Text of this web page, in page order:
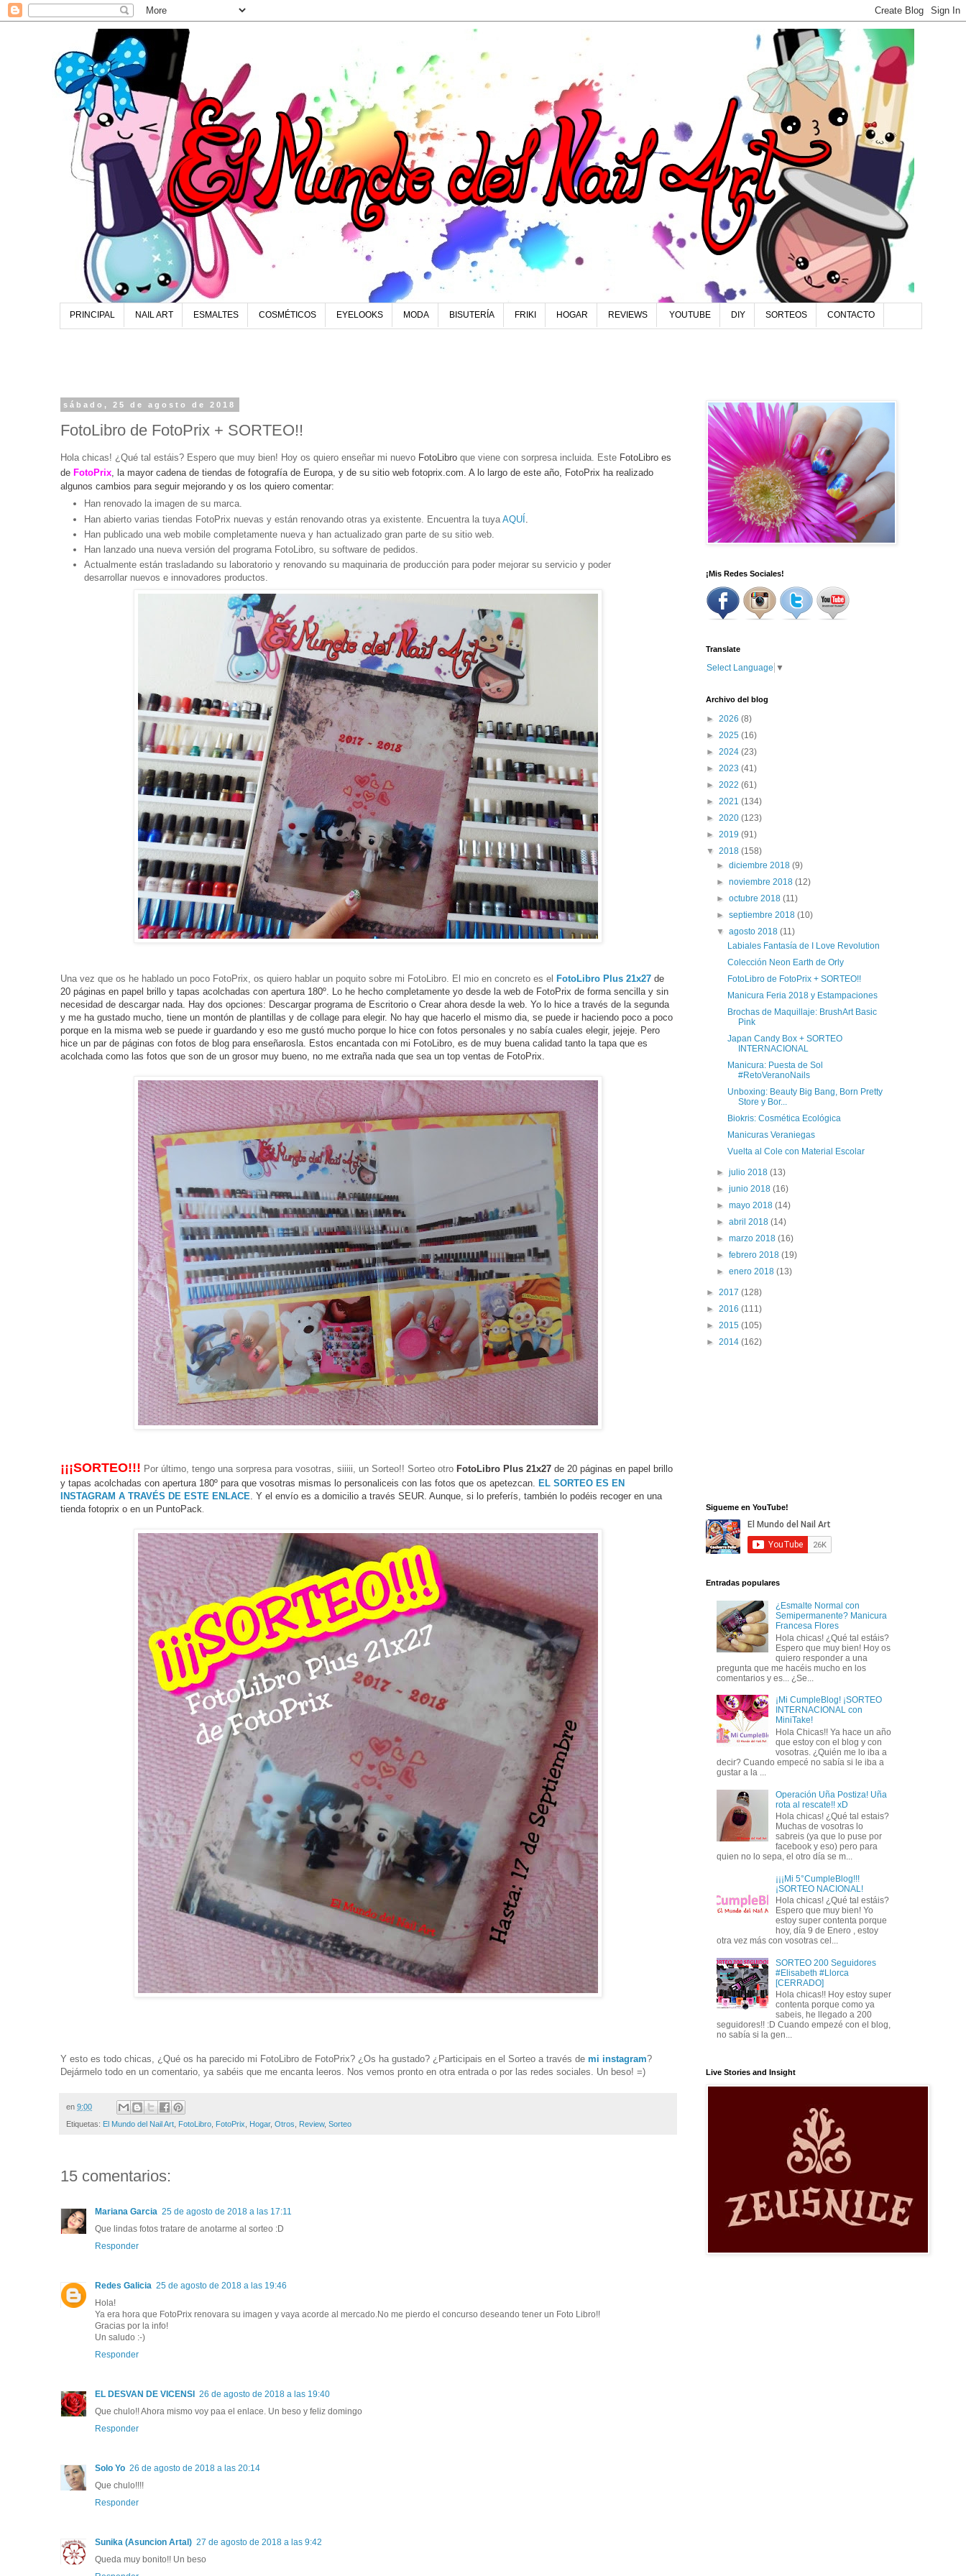
PRINCIPAL NAIL ART ESMALTES COSMÉTICOS EYELOOKS MODA BISUTERÍA FRIKI HOGAR REVIEWS YOUTUBE DIY SORTEOS CONTACTO
sábado, 25 de agosto de 2018
FotoLibro de FotoPrix + SORTEO!!
Hola chicas! ¿Qué tal estáis? Espero que muy bien! Hoy os quiero enseñar mi nuevo FotoLibro que viene con sorpresa incluida. Este FotoLibro es
de FotoPrix la mayor cadena de tiendas de fotografía de Europa, y de su sitio web fotoprix.com. A lo largo de este año, FotoPrix ha realizado
algunos cambios para seguir mejorando y os los quiero comentar:
Han renovado la imagen de su marca.
Han abierto varias tiendas FotoPrix nuevas y están renovando otras ya existente. Encuentra la tuya AQUÍ
Han publicado una web mobile completamente nueva y han actualizado gran parte de su sitio web.
Han lanzado una nueva versión del programa FotoLibro, su software de pedidos.
Actualmente están trasladando su laboratorio y renovando su maquinaria de producción para poder mejorar su servicio y poder
desarrollar nuevos e innovadores productos.
Una vez que os he hablado un poco FotoPrix, os quiero hablar un poquito sobre mi FotoLibro. El mio en concreto es el FotoLibro Plus 21x27 de
20 páginas en papel brillo y tapas acolchadas con apertura 180º. Lo he hecho completamente yo desde la web de FotoPrix de forma sencilla y sin
necesidad de descargar nada. Hay dos opciones: Descargar programa de Escritorio o Crear ahora desde la web. Yo lo hice a través de la segunda
y me ha gustado mucho, tiene un montón de plantillas y de collage para elegir. No hay que hacerlo el mismo dia, se puede ir haciendo poco a poco
porque en la misma web se puede ir guardando y eso me gustó mucho porque lo hice con fotos personales y no sabía cuales elegir, jejeje. Pero
hice un par de páginas con fotos de blog para enseñarosla. Estos encantada con mi FotoLibro, es de muy buena calidad tanto la tapa que es
acolchada como las fotos que son de un grosor muy bueno, no me extraña nada que sea un top ventas de FotoPrix.
¡¡¡SORTEO!!! Por último, tengo una sorpresa para vosotras, siiiii, un Sorteo!! Sorteo otro FotoLibro Plus 21x27 de 20 páginas en papel brillo
y tapas acolchadas con apertura 180º para que vosotras mismas lo personaliceis con las fotos que os apetezcan. EL SORTEO ES EN
INSTAGRAM A TRAVÉS DE ESTE ENLACE. Y el envío es a domicilio a través SEUR. Aunque, si lo preferís, también lo podéis recoger en una
tienda fotoprix o en un PuntoPack.
Y esto es todo chicas, ¿Qué os ha parecido mi FotoLibro de FotoPrix? ¿Os ha gustado? ¿Participais en el Sorteo a través de mi instagram?
Dejármelo todo en un comentario, ya sabéis que me encanta leeros. Nos vemos pronto en otra entrada o por las redes sociales. Un beso! =)
en 9:00
Etiquetas: El Mundo del Nail Art, FotoLibro, FotoPrix, Hogar, Otros, Review, Sorteo
15 comentarios:
Mariana Garcia 25 de agosto de 2018 a las 17:11
Que lindas fotos tratare de anotarme al sorteo :D
Responder
Redes Galicia 25 de agosto de 2018 a las 19:46
Hola!
Ya era hora que FotoPrix renovara su imagen y vaya acorde al mercado.No me pierdo el concurso deseando tener un Foto Libro!!
Gracias por la info!
Un saludo :-)
Responder
EL DESVAN DE VICENSI
26 de agosto de 2018 a las 19:40
Que chulo!! Ahora mismo voy paa el enlace. Un beso y feliz domingo
Responder
Solo Yo 26 de agosto de 2018 a las 20:14
Que chulo!!!!
Responder
Sunika (Asuncion Artal) 27 de agosto de 2018 a las 9:42
Queda muy bonito!! Un beso
¡Mis Redes Sociales!
Translate
Select Language ▼
Archivo del blog
► 2026 (8)
► 2025 (16)
► 2024 (23)
► 2023 (41)
► 2022 (61)
► 2021 (134)
► 2020 (123)
► 2019 (91)
▼ 2018 (158)
►diciembre 2018(9)
►noviembre 2018(12)
►octubre 2018(11)
►septiembre 2018(10)
▼agosto 2018(11)
Labiales Fantasía de I Love Revolution
Colección Neon Earth de Orly
FotoLibro de FotoPrix + SORTEO!!
Manicura Feria 2018 y Estampaciones
Brochas de Maquillaje: BrushArt Basic
Pink
Japan Candy Box + SORTEO
INTERNACIONAL
Manicura: Puesta de Sol
#RetoVeranoNails
Unboxing: Beauty Big Bang, Born Pretty
Store y Bor...
Biokris: Cosmética Ecológica
Manicuras Veraniegas
Vuelta al Cole con Material Escolar
►julio 2018(13)
►junio 2018(16)
►mayo 2018(14)
►abril 2018(14)
►marzo 2018(16)
►febrero 2018(19)
►enero 2018(13)
► 2017 (128)
► 2016 (111)
► 2015 (105)
► 2014 (162)
Sigueme en YouTube!
Entradas populares
¿Esmalte Normal con
Semipermanente? Manicura
Francesa Flores
Hola chicas! ¿Qué tal estáis?
Espero que muy bien! Hoy os
quiero responder a una
pregunta que me hacéis mucho en los
comentarios y es... ¿Se...
¡Mi CumpleBlog! ¡SORTEO
INTERNACIONAL con
MiniTake!
Hola Chicas!! Ya hace un año
que estoy con el blog y con
vosotras. ¿Quién me lo iba a
decir? Cuando empecé no sabía si le iba a
gustar a la ...
Operación Uña Postiza! Uña
rota al rescate!! xD
Hola chicas! ¿Qué tal estais?
Muchas de vosotras lo
sabreis (ya que lo puse por
facebook y eso) pero para
quien no lo sepa, el otro día se m...
¡¡¡Mi 5°CumpleBlog!!!
¡SORTEO NACIONAL!
Hola chicas! ¿Qué tal estáis?
Espero que muy bien! Yo
estoy super contenta porque
hoy, día 9 de Enero , estoy
otra vez más con vosotras cel...
SORTEO 200 Seguidores
#Elisabeth #Llorca
[CERRADO]
Hola chicas!! Hoy estoy super
contenta porque como ya
sabeis, he llegado a 200
seguidores!! :D Cuando empezé con el blog,
no sabía si la gen...
Live Stories and Insight